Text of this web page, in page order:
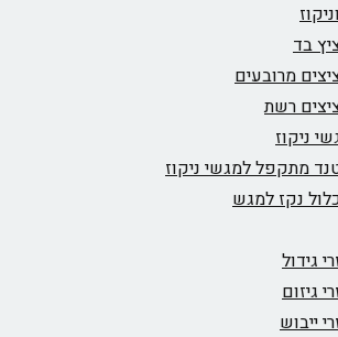
בד
מרובעים
רשת
ניקוז
מתקפל למגשי ניקוז
נקז למגש
גידול
גיזום
ייבוש